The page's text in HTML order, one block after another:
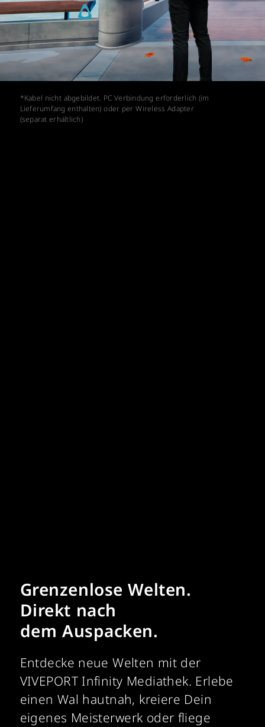
*Kabel nicht abgebildet. PC Verbindung erforderlich (im
Lieferumfang enthalten) oder per Wireless Adapter
(separat erhältlich)
Grenzenlose Welten.
Direkt nach
dem Auspacken.
Entdecke neue Welten mit der
VIVEPORT Infinity Mediathek. Erlebe
einen Wal hautnah, kreiere Dein
eigenes Meisterwerk oder fliege